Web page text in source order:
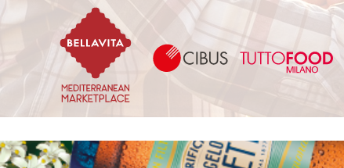
Bellavita Marketplace